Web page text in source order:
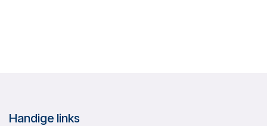
Handige links